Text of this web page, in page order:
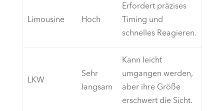
Limousine Hoch
Erfordert präzises
Timing und
schnelles Reagieren.
LKW
Sehr
langsam
Kann leicht
umgangen werden,
aber ihre Größe
erschwert die Sicht.